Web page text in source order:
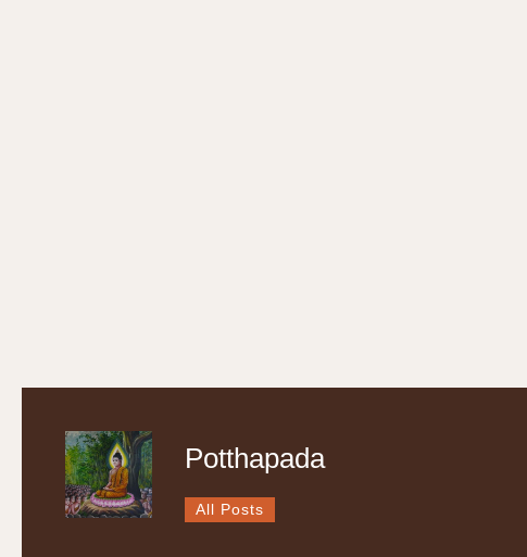
Potthapada
All Posts